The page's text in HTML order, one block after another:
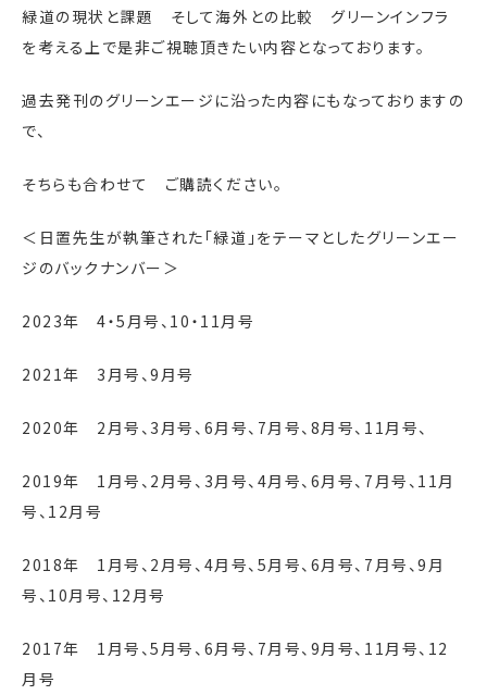
緑道の現状と課題 そして海外との比較 グリーンインフラ
を考える上で是非ご視聴頂きたい内容となっております。
過去発刊のグリーンエージに沿った内容にもなっておりますの
で、
そちらも合わせて ご購読ください。
＜日置先生が執筆された「緑道」をテーマとしたグリーンエー
ジのバックナンバー＞
2023年 4・5月号、10・11月号
2021年 3月号、9月号
2020年 2月号、3月号、6月号、7月号、8月号、11月号、
2019年 1月号、2月号、3月号、4月号、6月号、7月号、11月
号、12月号
2018年 1月号、2月号、4月号、5月号、6月号、7月号、9月
号、10月号、12月号
2017年 1月号、5月号、6月号、7月号、9月号、11月号、12
月号